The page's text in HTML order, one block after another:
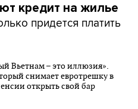
кредит на жилье
придется платить